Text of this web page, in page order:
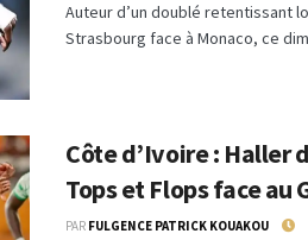
Auteur d’un doublé retentissant
Strasbourg face à Monaco, ce
Côte d’Ivoire : Haller
Tops et Flops face au
PAR FULGENCE PATRICK KOUAKOU